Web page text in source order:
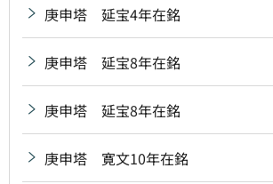
庚申塔 延宝4年在銘
庚申塔 延宝8年在銘
庚申塔 延宝8年在銘
庚申塔 寛文10年在銘